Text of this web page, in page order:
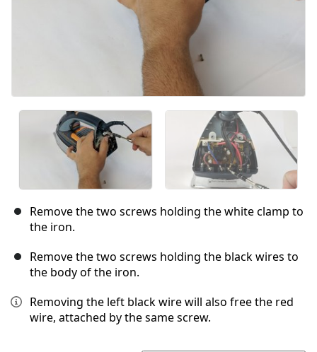
Remove the two screws holding the white clamp to
the iron.
Remove the two screws holding the black wires to
the body of the iron.
Removing the left black wire will also free the red
wire, attached by the same screw.